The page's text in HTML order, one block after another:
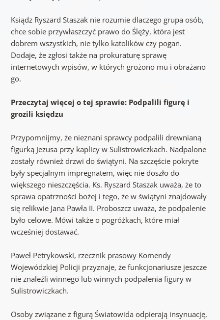
Ksiądz Ryszard Staszak nie rozumie dlaczego grupa osób,
chce sobie przywłaszczyć prawo do Ślęży, która jest
dobrem wszystkich, nie tylko katolików czy pogan.
Dodaje, że zgłosi także na prokuraturę sprawę
internetowych wpisów, w których grożono mu i obrażano
go.
Przeczytaj więcej o tej sprawie: Podpalili figurę i
grozili księdzu
Przypomnijmy, że nieznani sprawcy podpalili drewnianą
figurką Jezusa przy kaplicy w Sulistrowiczkach. Nadpalone
zostały również drzwi do świątyni. Na szczęście pokryte
były specjalnym impregnatem, więc nie doszło do
większego nieszczęścia. Ks. Ryszard Staszak uważa, że to
sprawa opatrzności bożej i tego, że w świątyni znajdowały
się relikwie Jana Pawła II. Proboszcz uważa, że podpalenie
było celowe. Mówi także o pogróżkach, które miał
wcześniej dostawać.
Paweł Petrykowski, rzecznik prasowy Komendy
Wojewódzkiej Policji przyznaje, że funkcjonariusze jeszcze
nie znaleźli winnego lub winnych podpalenia figury w
Sulistrowiczkach.
Osoby związane z figurą Światowida odpierają insynuację,